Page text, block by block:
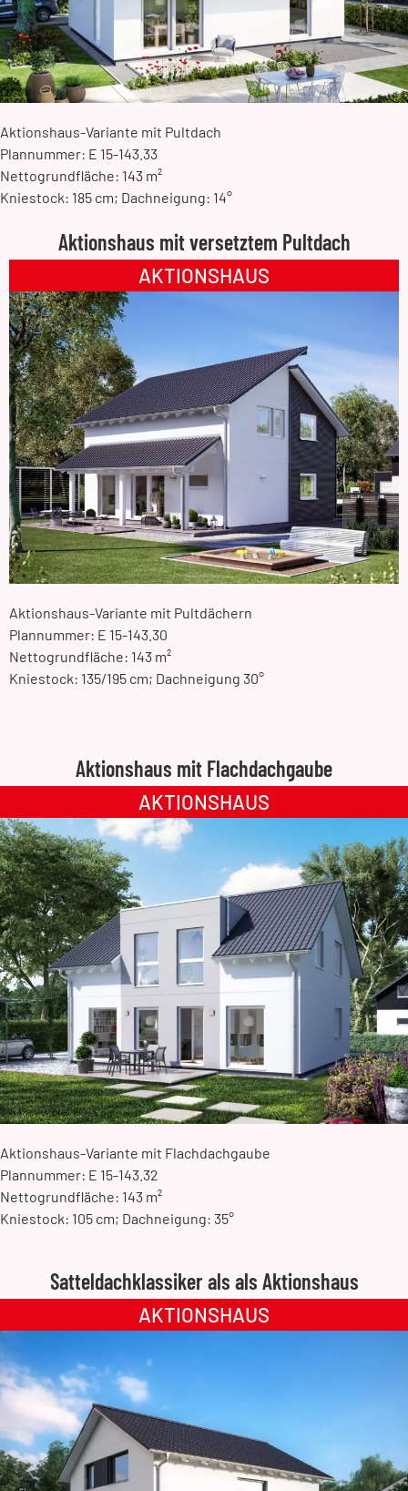
Aktionshaus-Variante mit Pultdach
Plannummer: E 15-143.33
Nettogrundfläche: 143 m²
Kniestock: 185 cm; Dachneigung: 14°
Aktionshaus mit versetztem Pultdach
AKTIONSHAUS
Aktionshaus-Variante mit Pultdächern
Plannummer: E 15-143.30
Nettogrundfläche: 143 m²
Kniestock: 135/195 cm; Dachneigung 30°
Aktionshaus mit Flachdachgaube
AKTIONSHAUS
Aktionshaus-Variante mit Flachdachgaube
Plannummer: E 15-143.32
Nettogrundfläche: 143 m²
Kniestock: 105 cm; Dachneigung: 35°
Satteldachklassiker als als Aktionshaus
AKTIONSHAUS